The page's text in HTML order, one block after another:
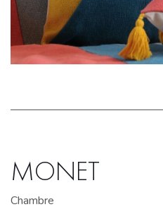
MONET
Chambre